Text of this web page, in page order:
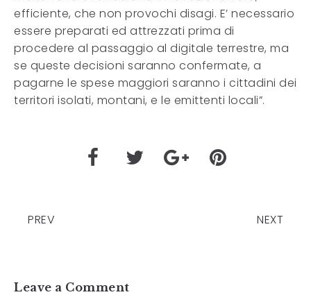
efficiente, che non provochi disagi. E’ necessario
essere preparati ed attrezzati prima di
procedere al passaggio al digitale terrestre, ma
se queste decisioni saranno confermate, a
pagarne le spese maggiori saranno i cittadini dei
territori isolati, montani, e le emittenti locali”.
PREV NEXT
Leave a Comment